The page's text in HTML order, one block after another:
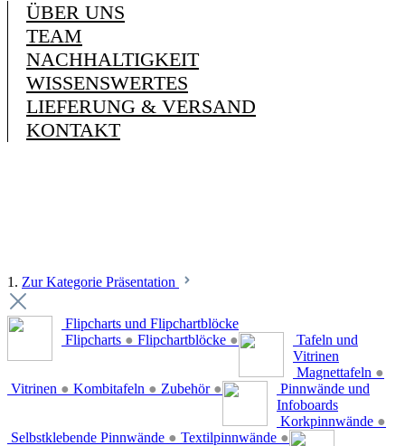
ÜBER UNS
TEAM
NACHHALTIGKEIT
WISSENSWERTES
LIEFERUNG & VERSAND
KONTAKT
1. Zur Kategorie Präsentation
Flipcharts und Flipchartblöcke
Flipcharts ● Flipchartblöcke ●
Tafeln und
Vitrinen
Magnettafeln ●
Vitrinen ● Kombitafeln ● Zubehör ●
Pinnwände und
Infoboards
Korkpinnwände ●
Selbstklebende Pinnwände ● Textilpinnwände ●